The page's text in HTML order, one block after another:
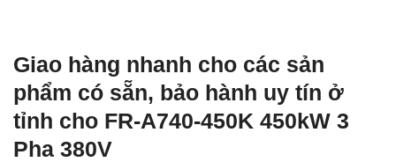
Giao hàng nhanh cho các sản
phẩm có sẵn, bảo hành uy tín ở
tỉnh cho FR-A740-450K 450kW 3
Pha 380V